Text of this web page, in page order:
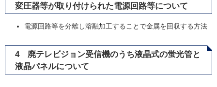
変圧器等が取り付けられた電源回路等について
電源回路等を分離し溶融加工することで金属を回収する方法
4 廃テレビジョン受信機のうち液晶式の蛍光管と
液晶パネルについて